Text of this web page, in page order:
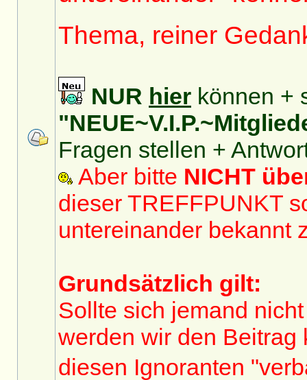
Thema, reiner
NUR hier können +
Fragen stellen +
Aber bitte NICHT
dieser TREFFPUNKT
untereinander bekannt
Grundsätzlich gilt:
Sollte sich jemand
werden wir den Beitrag
diesen Ignoranten